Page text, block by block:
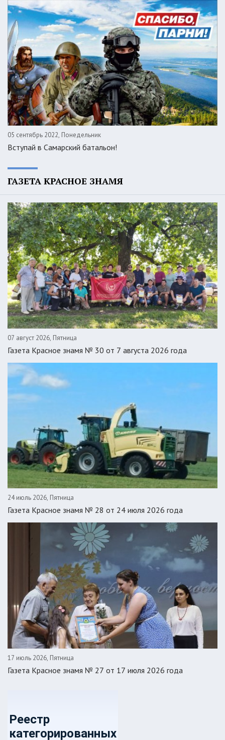
05 сентябрь 2022, Понедельник
Вступай в Самарский батальон!
ГАЗЕТА КРАСНОЕ ЗНАМЯ
07 август 2026, Пятница
Газета Красное знамя № 30 от 7 августа 2026 года
24 июль 2026, Пятница
Газета Красное знамя № 28 от 24 июля 2026 года
17 июль 2026, Пятница
Газета Красное знамя № 27 от 17 июля 2026 года